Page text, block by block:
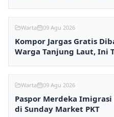
Warta 09 Agu 2026
Kompor Jargas Gratis
Warga Tanjung Laut, Ini
Warta 09 Agu 2026
Paspor Merdeka
di Sunday Market PKT